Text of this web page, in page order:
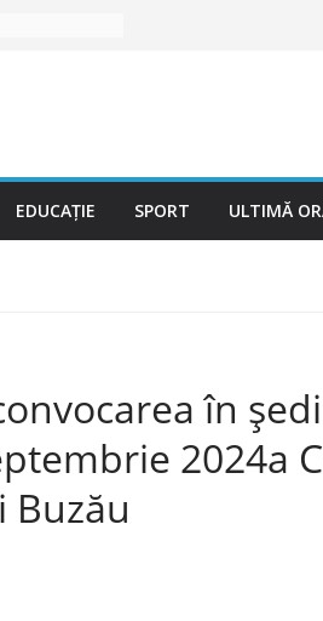
EDUCAȚIE SPORT ULTIMĂ
în
2024a
Buzău